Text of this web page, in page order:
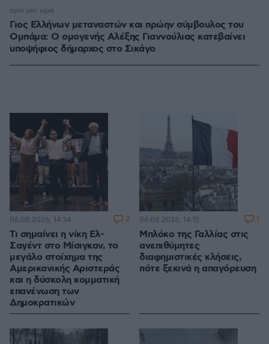
Γιος Ελλήνων μεταναστών και πρώην σύμβουλος του
Ομπάμα: Ο ομογενής Αλέξης Γιαννούλιας κατεβαίνει
υποψήφιος δήμαρχος στο Σικάγο
πριν μία ώρα
Τι σημαίνει η νίκη Ελ-
Σαγέντ στο Μίσιγκαν, το
μεγάλο στοίχημα της
Aμερικανικής Αριστεράς
και η δύσκολη κομματική
επανένωση των
Δημοκρατικών
06.08.2026, 14:34 2
Μπλόκο της Γαλλίας στις
ανεπιθύμητες
διαφημιστικές κλήσεις,
πότε ξεκινά η απαγόρευση
06.08.2026, 14:15 1